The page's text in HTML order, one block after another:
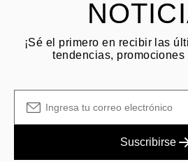
¡Sé el primero en recibir las
tendencias, promociones
Suscribirse